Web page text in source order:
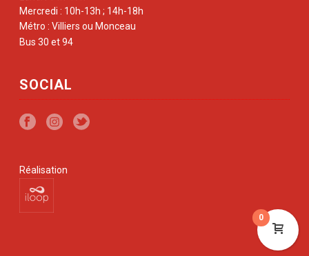
Mercredi : 10h-13h ; 14h-18h
Métro : Villiers ou Monceau
Bus 30 et 94
SOCIAL
Réalisation
0